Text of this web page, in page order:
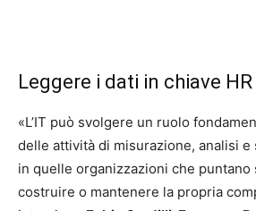
Leggere i dati in chiave HR
«L’IT può svolgere un ruolo
delle attività di misurazione, analisi
in quelle organizzazioni che
costruire o mantenere la propria